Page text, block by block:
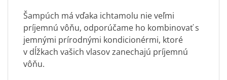
Šampúch má vďaka ichtamolu nie veľmi
príjemnú vôňu, odporúčame ho kombinovať s
jemnými prírodnými kondicionérmi, ktoré
v dĺžkach vašich vlasov zanechajú príjemnú
vôňu.